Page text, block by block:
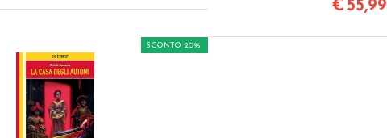
€ 55,99
SCONTO 20%